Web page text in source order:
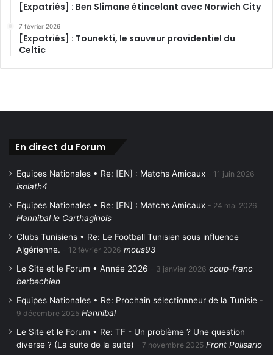
[Expatriés] : Ben Slimane étincelant avec Norwich City
7 février 2026
[Expatriés] : Tounekti, le sauveur providentiel du
Celtic
En direct du Forum
Equipes Nationales • Re: [EN] : Matchs Amicaux 11 juin 2026
isolath4
Equipes Nationales • Re: [EN] : Matchs Amicaux
24 mai 2026
Hannibal le Carthaginois
Clubs Tunisiens • Re: Le Football Tunisien sous influence
Algérienne.
12 février 2026 mous93
Le Site et le Forum • Année 2026
3 janvier 2026 coup-franc
berbechien
Equipes Nationales • Re: Prochain sélectionneur de la Tunisie
9 décembre 2025 Hannibal
Le Site et le Forum • Re: TF - Un problème ? Une question
diverse ? (La suite de la suite)
7 novembre 2025 Front Polisario